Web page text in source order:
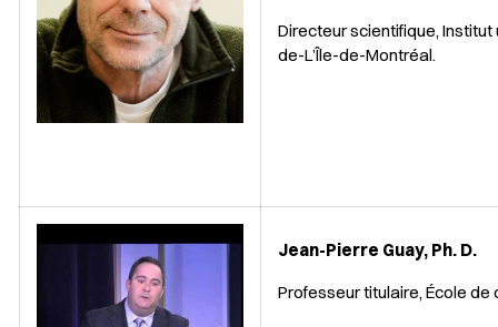
Directeur scientifique, Institut
de-L’Île-de-Montréal.
Jean-Pierre Guay, Ph. D.
Professeur titulaire, École